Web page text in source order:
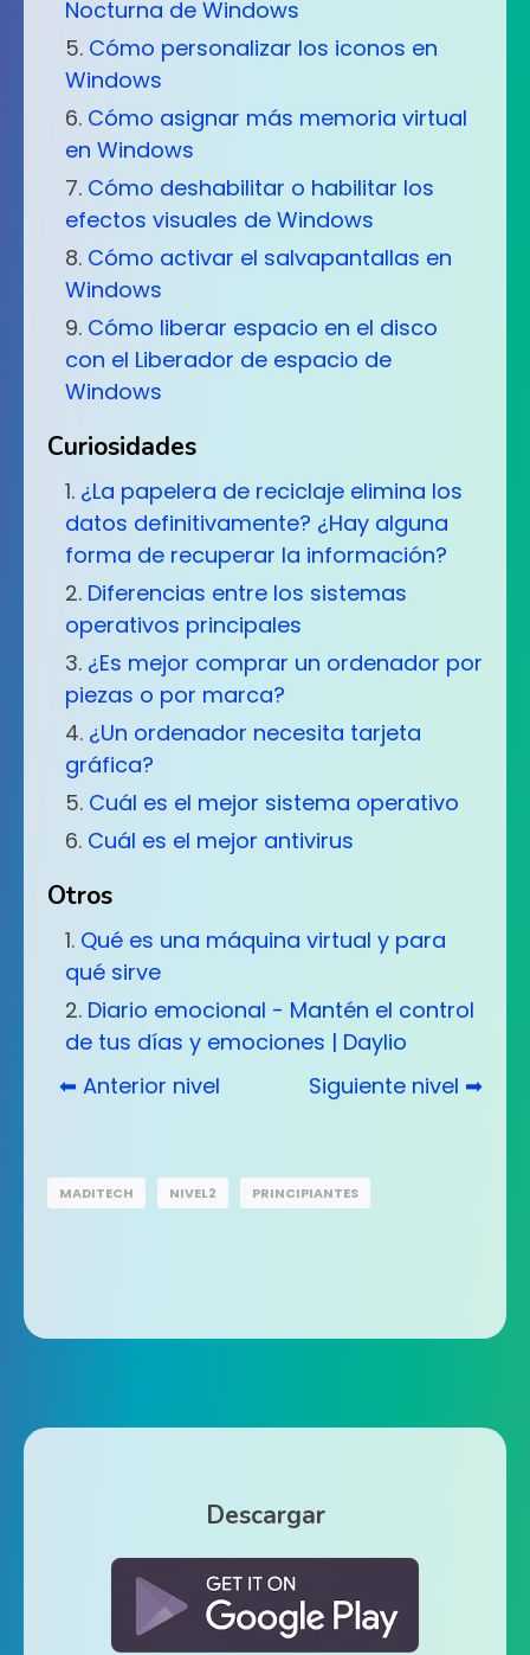
Nocturna de Windows
Cómo personalizar los iconos en
Windows
Cómo asignar más memoria virtual
en Windows
Cómo deshabilitar o habilitar los
efectos visuales de Windows
Cómo activar el salvapantallas en
Windows
Cómo liberar espacio en el disco
con el Liberador de espacio de
Windows
Curiosidades
¿La papelera de reciclaje elimina los
datos definitivamente? ¿Hay alguna
forma de recuperar la información?
Diferencias entre los sistemas
operativos principales
¿Es mejor comprar un ordenador por
piezas o por marca?
¿Un ordenador necesita tarjeta
gráfica?
Cuál es el mejor sistema operativo
Cuál es el mejor antivirus
Otros
Qué es una máquina virtual y para
qué sirve
Diario emocional - Mantén el control
de tus días y emociones | Daylio
Siguiente nivel ➡
⬅ Anterior nivel
MADITECH NIVEL2 PRINCIPIANTES
Descargar